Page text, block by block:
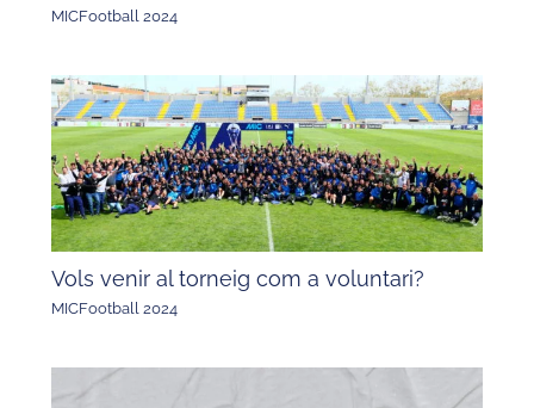
MICFootball 2024
Vols venir al torneig com a voluntari?
MICFootball 2024